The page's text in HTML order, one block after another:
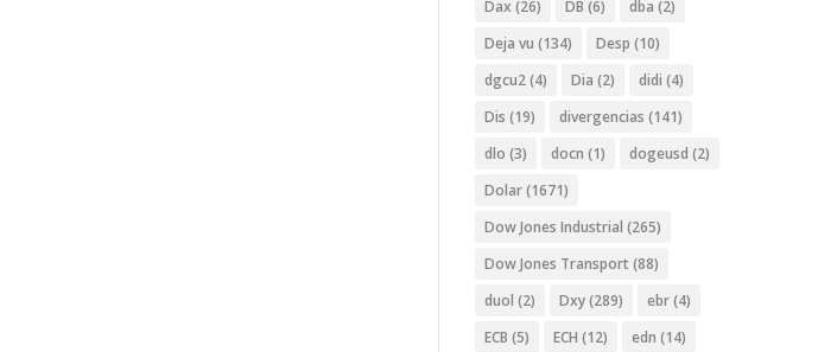
Dax (26) DB (6) dba (2)
Deja vu (134) Desp (10)
dgcu2(4) Dia (2) didi (4)
Dis (19) divergencias (141)
dlo (3) docn (1) dogeusd (2)
Dolar(1671)
Dow Jones Industrial (265)
Dow Jones Transport (88)
duol (2) Dxy(289) ebr(4)
ECB (5) ECH (12) edn (14)